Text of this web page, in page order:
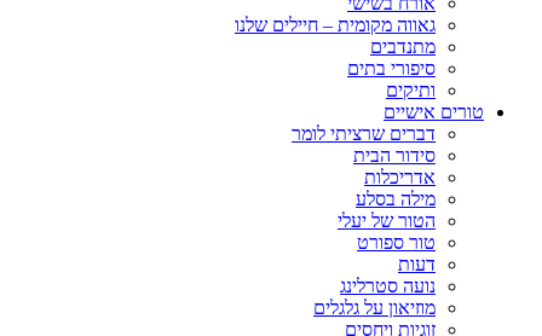
גאווה מקומית – חיילים שלנו
מתנדבים
סיפורי בתים
ותיקים
טורים אישיים
דברים שרציתי לומר
סידור הבית
אדריכלות
מילה בסלע
הטור של יעלי
טור ספורט
דעות
נועה סטרלינג
מוזיאון על גלגלים
זוגיות ויחסים